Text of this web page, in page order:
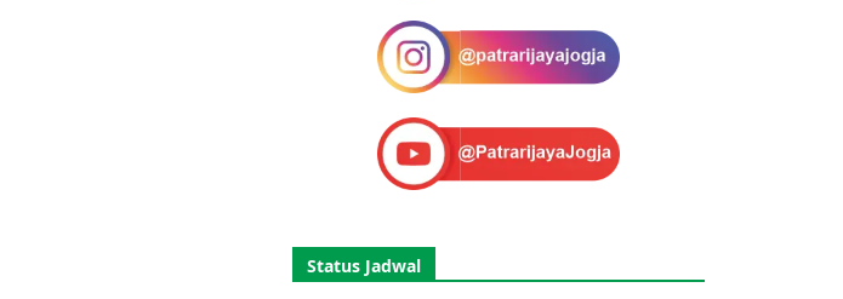
Status Jadwal